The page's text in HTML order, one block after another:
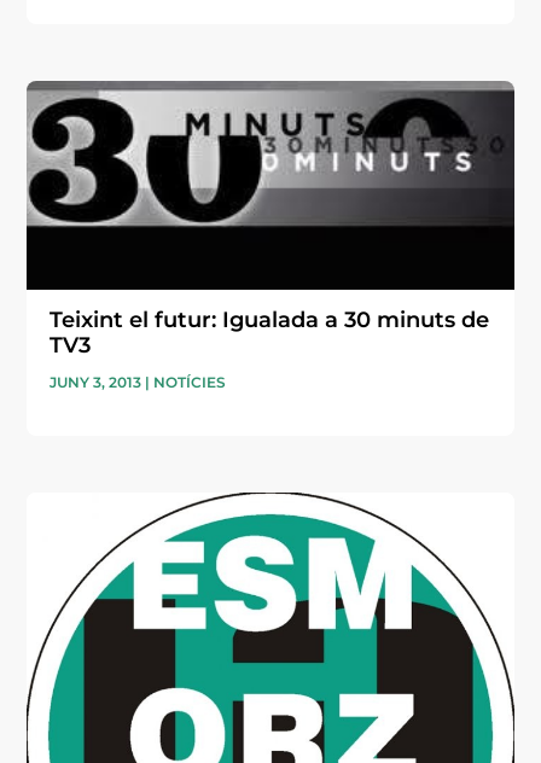
Teixint el futur: Igualada a 30 minuts de
TV3
JUNY 3, 2013 | NOTÍCIES